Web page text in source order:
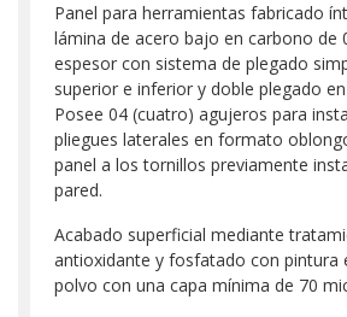
Panel para herramientas fabricado
lámina de acero bajo en carbono de
espesor con sistema de plegado
superior e inferior y doble plegado
Posee 04 (cuatro) agujeros para
pliegues laterales en formato
panel a los tornillos previamente
pared.
Acabado superficial mediante
antioxidante y fosfatado con pintura
polvo con una capa mínima de 70